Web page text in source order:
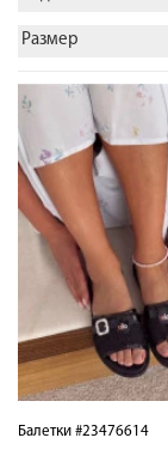
Размер
Балетки #23476614